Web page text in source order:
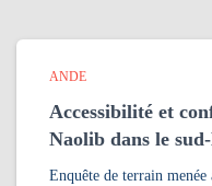
ANDE
Accessibilité et
Naolib dans le
Enquête de terrain